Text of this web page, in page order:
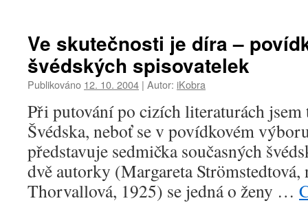
Ve skutečnosti je díra –
švédských spisovatelek
Publikováno 12. 10. 2004 | Autor: iKobra
Při putování po cizích literaturách
Švédska, neboť se v povídkovém
představuje sedmička současných
dvě autorky (Margareta Strömstedtová,
Thorvallová, 1925) se jedná o ženy …